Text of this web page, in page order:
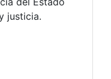
justicia.